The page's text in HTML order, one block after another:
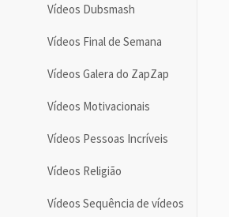
Vídeos Dubsmash
Vídeos Final de Semana
Vídeos Galera do ZapZap
Vídeos Motivacionais
Vídeos Pessoas Incríveis
Vídeos Religião
Vídeos Sequência de vídeos